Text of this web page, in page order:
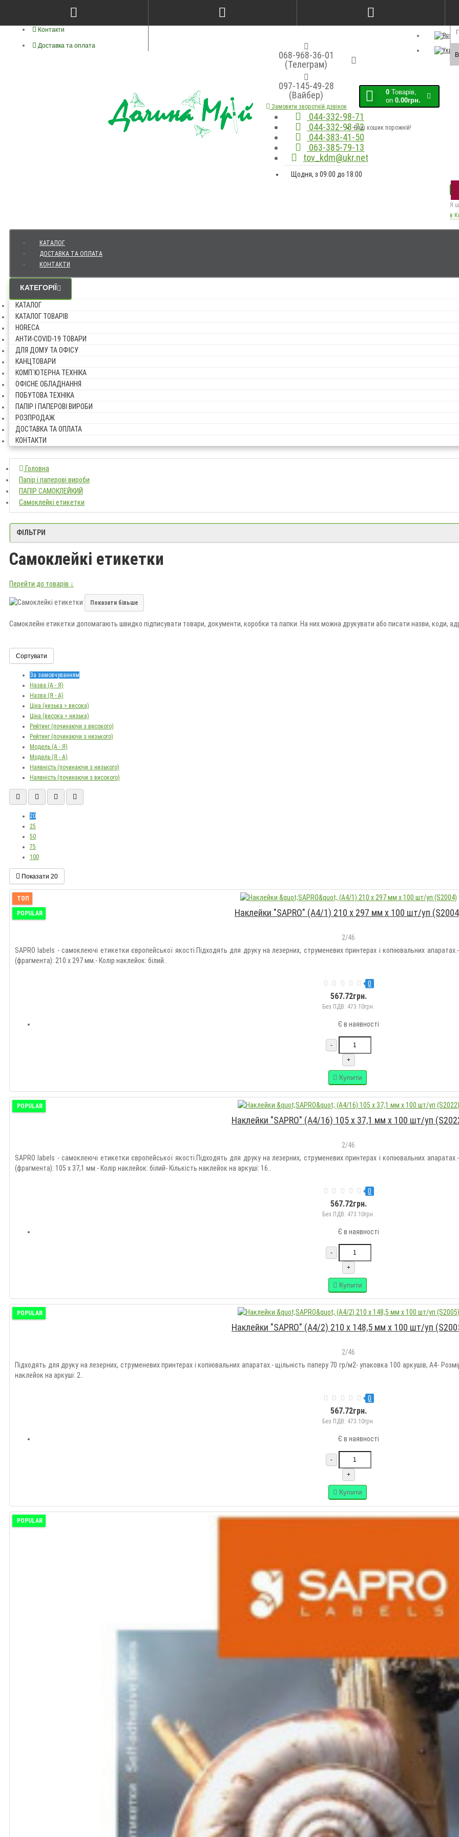
Контакти
Доставка та оплата
Закладки (0)
068-968-36-01
(Телеграм)
097-145-49-28
(Вайбер)
Замовити зворотній дзвінок
044-332-98-71
044-332-98-72
044-383-41-50
063-385-79-13
tov_kdm@ukr.net
Щодня, з 09:00 до 18:00
0 Товарів,
on 0.00грн.
Ваш кошик порожній!
Я
в
КАТАЛОГ
ДОСТАВКА ТА ОПЛАТА
КОНТАКТИ
КАТЕГОРІЇ
КАТАЛОГ
КАТАЛОГ ТОВАРІВ
HORECA
АНТИ-COVID-19 ТОВАРИ
ДЛЯ ДОМУ ТА ОФІСУ
КАНЦТОВАРИ
КОМП`ЮТЕРНА ТЕХНІКА
ОФІСНЕ ОБЛАДНАННЯ
ПОБУТОВА ТЕХНІКА
ПАПІР І ПАПЕРОВІ ВИРОБИ
РОЗПРОДАЖ
ДОСТАВКА ТА ОПЛАТА
КОНТАКТИ
Головна
Папір і паперові вироби
ПАПІР САМОКЛЕЙКИЙ
Самоклейкі етикетки
ФІЛЬТРИ
Самоклейкі етикетки
Перейти до товарів ↓
Показати більше
Самоклейні етикетки допомагають швидко підписувати товари, документи, коробки та папки. На них можна друкувати або писати назви, коди,
Обирайте розмір, форму, колір і кількість етикеток на аркуші. У «Долина Мрій» можна замовити самоклейні етикетки для офісу, магазину та
Сортувати
За замовчуванням
Назва (А - Я)
Назва (Я - А)
Ціна (низька > висока)
Ціна (висока > низька)
Рейтинг (починаючи з високого)
Рейтинг (починаючи з низького)
Модель (А - Я)
Модель (Я - А)
Наявність (починаючи з низького)
Наявність (починаючи з високого)
20
25
50
75
100
Показати 20
ТОП
POPULAR Наклейки "SAPRO" (А4/1) 210 х 297 мм х 100 шт/уп
2/46
SAPRO labels - самоклеючі етикетки європейської якості.Підходять для друку на лезерних, струменевих принтерах і копіювальних
(фрагмента): 210 х 297 мм.- Колір наклейок: білий..
0
567.72грн.
Без ПДВ: 473.10грн.
Є в наявності
-
+
Купити
POPULAR
Наклейки "SAPRO" (А4/16) 105 х 37,1 мм х 100 шт/уп
2/46
SAPRO labels - самоклеючі етикетки європейської якості.Підходять для друку на лезерних, струменевих принтерах і копіювальних
(фрагмента): 105 х 37,1 мм.- Колір наклейок: білий- Кількість наклейок на аркуші: 16..
0
567.72грн.
Без ПДВ: 473.10грн.
Є в наявності
-
+
Купити
POPULAR
Наклейки "SAPRO" (А4/2) 210 х 148,5 мм х 100 шт/уп
2/46
Підходять для друку на лезерних, струменевих принтерах і копіювальних апаратах.- щільність паперу 70 гр/м2- упаковка 100 аркушів, А4-
наклейок на аркуші: 2..
0
567.72грн.
Без ПДВ: 473.10грн.
Є в наявності
-
+
Купити
POPULAR